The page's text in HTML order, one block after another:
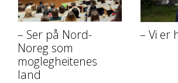
– Ser på Nord-
Noreg som
moglegheitenes
land
– Vi er